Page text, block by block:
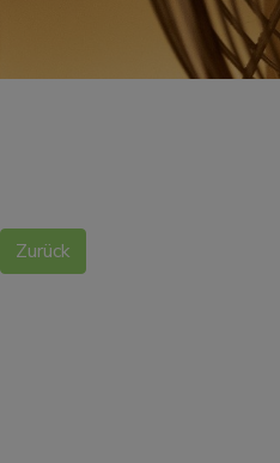
Zurück